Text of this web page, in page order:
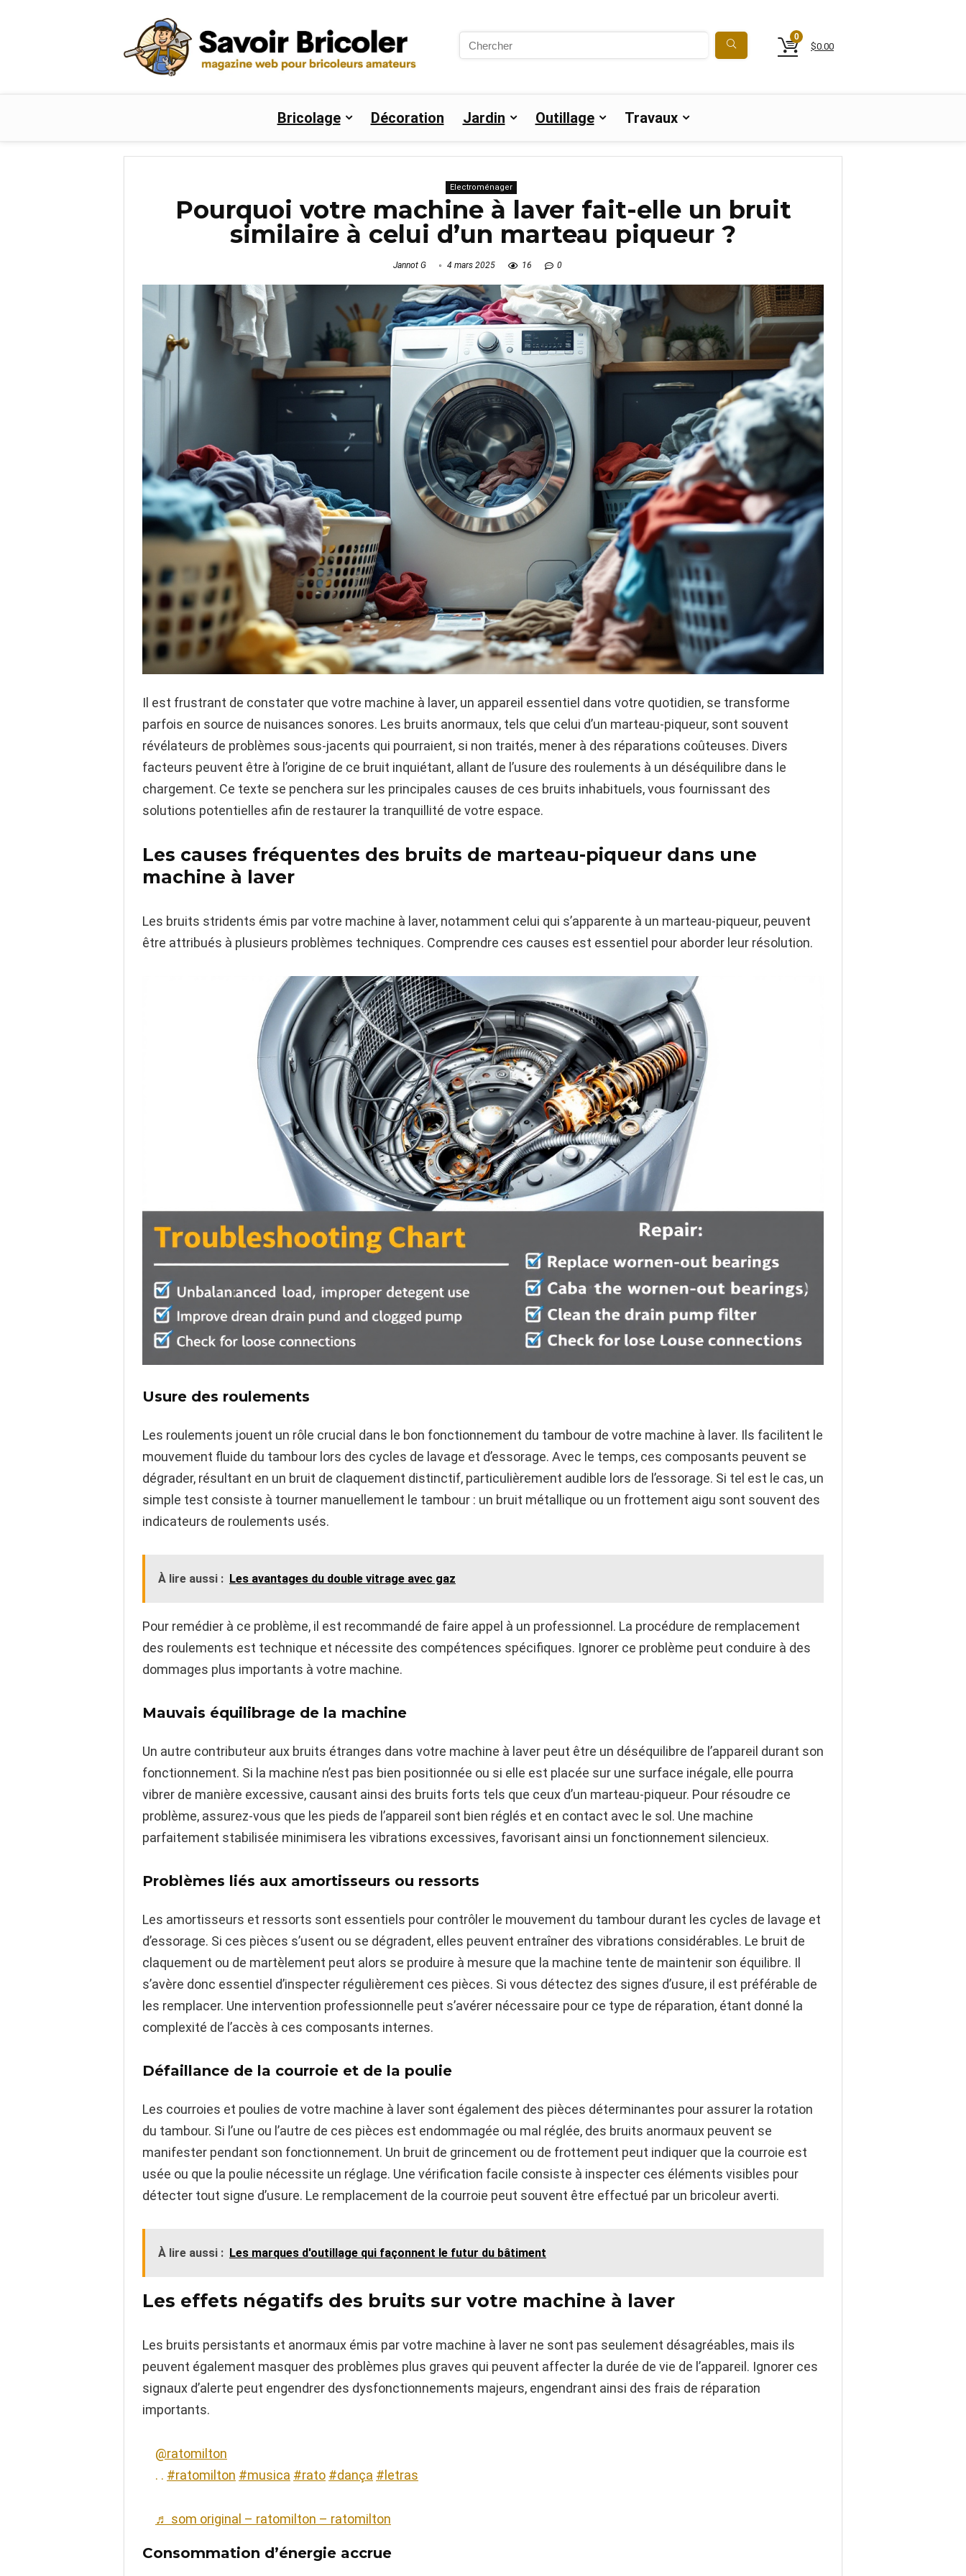
Search
0
$0.00
Bricolage Décoration Jardin Outillage Travaux
Electroménager
Pourquoi votre machine à laver fait-elle un bruit
similaire à celui d’un marteau piqueur ?
Jannot G 4 mars 2025 16 0
Il est frustrant de constater que votre machine à laver, un appareil essentiel dans votre quotidien, se transforme
parfois en source de nuisances sonores. Les bruits anormaux, tels que celui d’un marteau-piqueur, sont souvent
révélateurs de problèmes sous-jacents qui pourraient, si non traités, mener à des réparations coûteuses. Divers
facteurs peuvent être à l’origine de ce bruit inquiétant, allant de l’usure des roulements à un déséquilibre dans le
chargement. Ce texte se penchera sur les principales causes de ces bruits inhabituels, vous fournissant des
solutions potentielles afin de restaurer la tranquillité de votre espace.
Les causes fréquentes des bruits de marteau-piqueur dans une
machine à laver
Les bruits stridents émis par votre machine à laver, notamment celui qui s’apparente à un marteau-piqueur, peuvent
être attribués à plusieurs problèmes techniques. Comprendre ces causes est essentiel pour aborder leur résolution.
Usure des roulements
Les roulements jouent un rôle crucial dans le bon fonctionnement du tambour de votre machine à laver. Ils facilitent le
mouvement fluide du tambour lors des cycles de lavage et d’essorage. Avec le temps, ces composants peuvent se
dégrader, résultant en un bruit de claquement distinctif, particulièrement audible lors de l’essorage. Si tel est le cas, un
simple test consiste à tourner manuellement le tambour : un bruit métallique ou un frottement aigu sont souvent des
indicateurs de roulements usés.
À lire aussi : Les avantages du double vitrage avec gaz
Pour remédier à ce problème, il est recommandé de faire appel à un professionnel. La procédure de remplacement
des roulements est technique et nécessite des compétences spécifiques. Ignorer ce problème peut conduire à des
dommages plus importants à votre machine.
Mauvais équilibrage de la machine
Un autre contributeur aux bruits étranges dans votre machine à laver peut être un déséquilibre de l’appareil durant son
fonctionnement. Si la machine n’est pas bien positionnée ou si elle est placée sur une surface inégale, elle pourra
vibrer de manière excessive, causant ainsi des bruits forts tels que ceux d’un marteau-piqueur. Pour résoudre ce
problème, assurez-vous que les pieds de l’appareil sont bien réglés et en contact avec le sol. Une machine
parfaitement stabilisée minimisera les vibrations excessives, favorisant ainsi un fonctionnement silencieux.
Problèmes liés aux amortisseurs ou ressorts
Les amortisseurs et ressorts sont essentiels pour contrôler le mouvement du tambour durant les cycles de lavage et
d’essorage. Si ces pièces s’usent ou se dégradent, elles peuvent entraîner des vibrations considérables. Le bruit de
claquement ou de martèlement peut alors se produire à mesure que la machine tente de maintenir son équilibre. Il
s’avère donc essentiel d’inspecter régulièrement ces pièces. Si vous détectez des signes d’usure, il est préférable de
les remplacer. Une intervention professionnelle peut s’avérer nécessaire pour ce type de réparation, étant donné la
complexité de l’accès à ces composants internes.
Défaillance de la courroie et de la poulie
Les courroies et poulies de votre machine à laver sont également des pièces déterminantes pour assurer la rotation
du tambour. Si l’une ou l’autre de ces pièces est endommagée ou mal réglée, des bruits anormaux peuvent se
manifester pendant son fonctionnement. Un bruit de grincement ou de frottement peut indiquer que la courroie est
usée ou que la poulie nécessite un réglage. Une vérification facile consiste à inspecter ces éléments visibles pour
détecter tout signe d’usure. Le remplacement de la courroie peut souvent être effectué par un bricoleur averti.
À lire aussi : Les marques d'outillage qui façonnent le futur du bâtiment
Les effets négatifs des bruits sur votre machine à laver
Les bruits persistants et anormaux émis par votre machine à laver ne sont pas seulement désagréables, mais ils
peuvent également masquer des problèmes plus graves qui peuvent affecter la durée de vie de l’appareil. Ignorer ces
signaux d’alerte peut engendrer des dysfonctionnements majeurs, engendrant ainsi des frais de réparation
importants.
@ratomilton
. . #ratomilton #musica #rato #dança #letras
♬ som original – ratomilton – ratomilton
Consommation d’énergie accrue